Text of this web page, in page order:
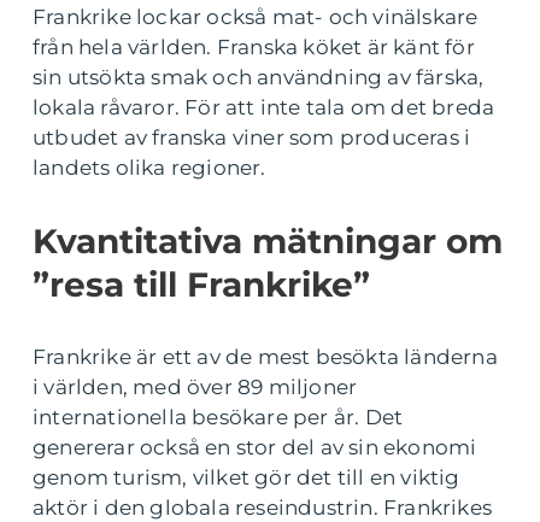
Frankrike lockar också mat- och vinälskare
från hela världen. Franska köket är känt för
sin utsökta smak och användning av färska,
lokala råvaror. För att inte tala om det breda
utbudet av franska viner som produceras i
landets olika regioner.
Kvantitativa mätningar om
”resa till Frankrike”
Frankrike är ett av de mest besökta länderna
i världen, med över 89 miljoner
internationella besökare per år. Det
genererar också en stor del av sin ekonomi
genom turism, vilket gör det till en viktig
aktör i den globala reseindustrin. Frankrikes